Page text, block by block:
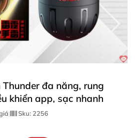
đa năng, rung
khiển app, sạc nhanh
| Sku: 2256